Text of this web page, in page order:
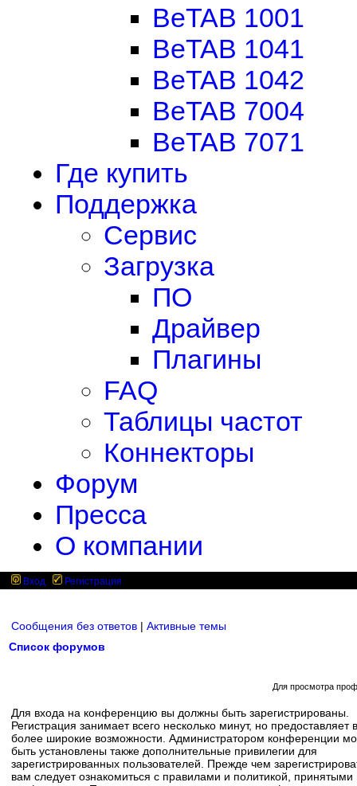
BeTAB 1001
BeTAB 1041
BeTAB 1042
BeTAB 7004
BeTAB 7071
Где купить
Поддержка
Сервис
Загрузка
ПО
Драйвер
Плагины
FAQ
Таблицы частот
Коннекторы
Форум
Пресса
О компании
Вход Регистрация
Сообщения без ответов | Активные темы
Список форумов
Для просмотра
Для входа на конференцию вы должны быть зарегистрированы.
Регистрация занимает всего несколько минут, но предоставляет
более широкие возможности. Администратором конференции
быть установлены также дополнительные привилегии для
зарегистрированных пользователей. Прежде чем
вам следует ознакомиться с правилами и политикой, принятыми